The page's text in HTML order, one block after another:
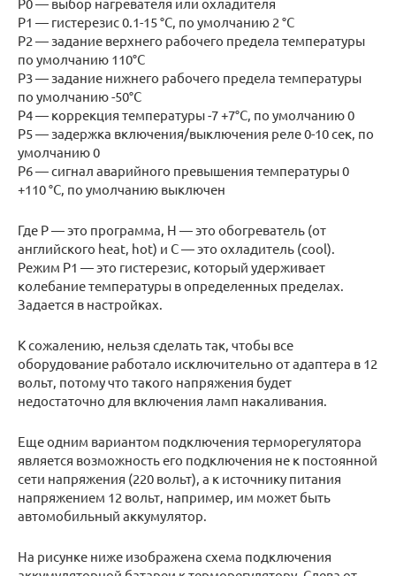
P1 — гистерезис 0.1-15 °C, по умолчанию 2 °C
P2 — задание верхнего рабочего предела температуры
по умолчанию 110°C
P3 — задание нижнего рабочего предела температуры
по умолчанию -50°C
P4 — коррекция температуры -7 +7°C, по умолчанию 0
P5 — задержка включения/выключения реле 0-10 сек, по
умолчанию 0
P6 — сигнал аварийного превышения температуры 0
+110 °C, по умолчанию выключен
Где Р — это программа, Н — это обогреватель (от
английского heat, hot) и С — это охладитель (cool).
Режим Р1 — это гистерезис, который удерживает
колебание температуры в определенных пределах.
Задается в настройках.
К сожалению, нельзя сделать так, чтобы все
оборудование работало исключительно от адаптера в 12
вольт, потому что такого напряжения будет
недостаточно для включения ламп накаливания.
Еще одним вариантом подключения терморегулятора
является возможность его подключения не к постоянной
сети напряжения (220 вольт), а к источнику питания
напряжением 12 вольт, например, им может быть
автомобильный аккумулятор.
На рисунке ниже изображена схема подключения